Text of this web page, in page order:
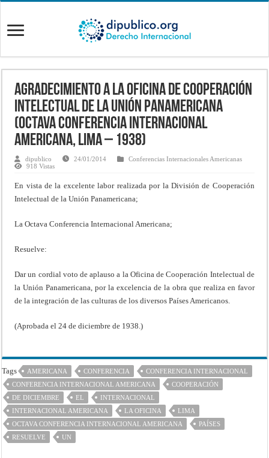
Agradecimiento a la Oficina de Cooperación
Intelectual de la Unión Panamericana
(Octava Conferencia Internacional
Americana, Lima – 1938)
dipublico 24/01/2014
Conferencias Internacionales Americanas
918 Vistas
En vista de la excelente labor realizada por la División de Cooperación
Intelectual de la Unión Panamericana;
La Octava Conferencia Internacional Americana;
Resuelve:
Dar un cordial voto de aplauso a la Oficina de Cooperación Intelectual de
la Unión Panamericana, por la excelencia de la obra que realiza en favor
de la integración de las culturas de los diversos Países Americanos.
(Aprobada el 24 de diciembre de 1938.)
Tags AMERICANA CONFERENCIA
CONFERENCIA INTERNACIONAL
CONFERENCIA INTERNACIONAL AMERICANA
COOPERACIÓN
DE DICIEMBRE
EL
INTERNACIONAL
INTERNACIONAL AMERICANA
LA OFICINA
LIMA
OCTAVA CONFERENCIA INTERNACIONAL AMERICANA
PAÍSES
RESUELVE
UN